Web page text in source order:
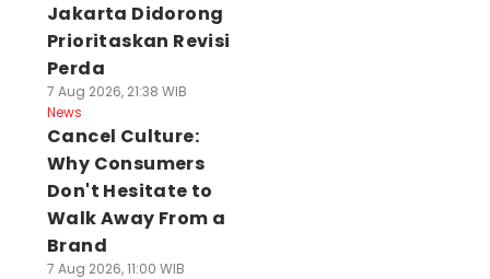
Jakarta Didorong
Prioritaskan Revisi
Perda
7 Aug 2026, 21:38 WIB
News
Cancel Culture:
Why Consumers
Don't Hesitate to
Walk Away From a
Brand
7 Aug 2026, 11:00 WIB